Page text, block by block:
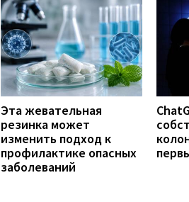
Эта жевательная
резинка может
изменить подход к
профилактике опасных
заболеваний